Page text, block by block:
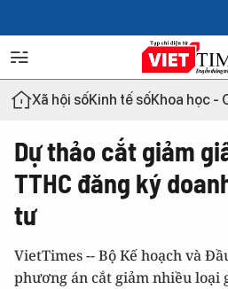
Xã hội sốKinh tế sốKhoa học -
Dự thảo cắt giảm
TTHC đăng ký
tư
VietTimes -- Bộ Kế hoạch và
phương án cắt giảm nhiều loại